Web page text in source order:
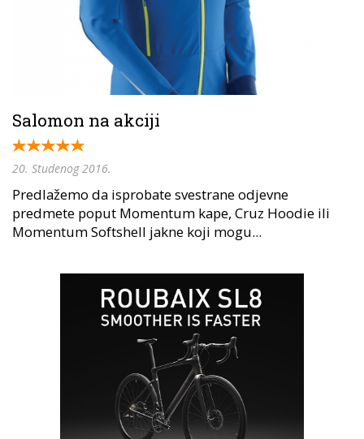
Salomon na akciji
20. Studenog 2016.
Predlažemo da isprobate svestrane odjevne
predmete poput Momentum kape, Cruz Hoodie ili
Momentum Softshell jakne koji mogu...